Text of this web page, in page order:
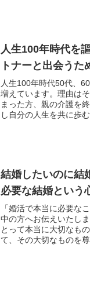
人生100年時代を
トナーと出会うた
人生100年時代50代、
増えています。理由は
まった方、親の介護を
し自分の人生を共に歩
結婚したいのに結
必要な結婚という
「婚活で本当に必要な
中の方へお伝えいたし
とって本当に大切なも
て、その大切なものを